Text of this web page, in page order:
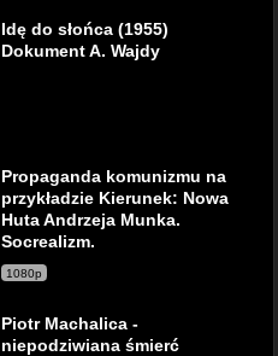
Idę do słońca (1955)
Dokument A. Wajdy
Propaganda komunizmu na
przykładzie Kierunek: Nowa
Huta Andrzeja Munka.
Socrealizm.
1080p
Piotr Machalica -
niepodziwiana śmierć